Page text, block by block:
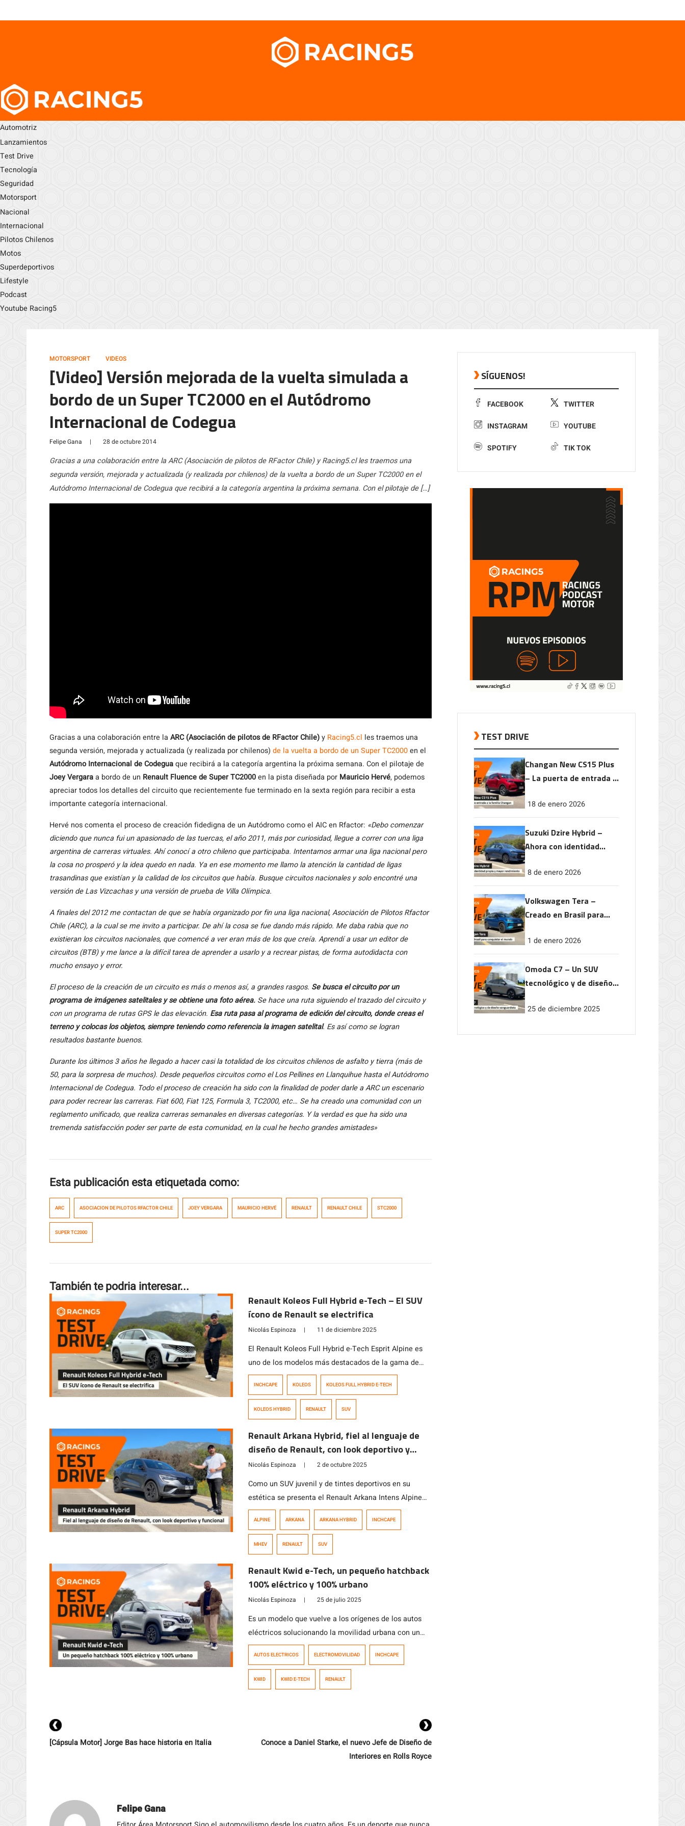
Automotriz
Lanzamientos
Test Drive
Tecnología
Seguridad
Motorsport
Nacional
Internacional
Pilotos Chilenos
Motos
Superdeportivos
Lifestyle
Podcast
Youtube Racing5
MOTORSPORT VIDEOS
[Video] Versión mejorada de la vuelta simulada a
bordo de un Super TC2000 en el Autódromo
Internacional de Codegua
Felipe Gana | 28 de octubre 2014
Gracias a una colaboración entre la ARC (Asociación de pilotos de RFactor Chile) y Racing5.cl les traemos una
segunda versión, mejorada y actualizada (y realizada por chilenos) de la vuelta a bordo de un Super TC2000 en el
Autódromo Internacional de Codegua que recibirá a la categoría argentina la próxima semana. Con el pilotaje de […]
Graciasa una colaboración entre la ARC (Asociación de pilotos de RFactor Chile)y Racing5.cl les traemos una
segunda versión, mejorada y actualizada (y realizada por chilenos) de la vuelta a bordo de un Super TC2000en el
Autódromo Internacional de Codeguaque recibirá a la categoría argentina la próxima semana. Con el pilotaje de
Joey Vergaraa bordo de un Renault Fluence de Super TC2000en la pista diseñada por Mauricio Hervé, podemos
apreciar todos los detalles del circuito que recientemente fue terminado en la sexta región para recibir a esta
importante categoría internacional.
Hervé nos comenta el proceso de creación fidedigna de un Autódromo como el AIC en Rfactor: «Debo comenzar
diciendo que nunca fui un apasionado de las tuercas, el año 2011, más por curiosidad, llegue a correr con una liga
argentina de carreras virtuales. Ahí conocí a otro chileno que participaba. Intentamos armar una liga nacional pero
la cosa no prosperó y la idea quedo en nada. Ya en ese momento me llamo la atención la cantidad de ligas
trasandinas que existían y la calidad de los circuitos que había. Busque circuitos nacionales y solo encontré una
versión de Las Vizcachas y una versión de prueba de Villa Olímpica.
A finales del 2012 me contactan de que se había organizado por fin una liga nacional, Asociación de Pilotos Rfactor
Chile (ARC), a la cual se me invito a participar. De ahí la cosa se fue dando más rápido. Me daba rabia que no
existieran los circuitos nacionales, que comencé a ver eran más de los que creía. Aprendí a usar un editor de
circuitos (BTB) y me lance a la difícil tarea de aprender a usarlo y a recrear pistas, de forma autodidacta con
mucho ensayo y error.
El proceso de la creación de un circuito es más o menos así, a grandes rasgos. Se busca el circuito por un
programa de imágenes satelitales y se obtiene una foto aérea. Se hace una ruta siguiendo el trazado del circuito y
con un programa de rutas GPS le das elevación. Esa ruta pasa al programa de edición del circuito, donde creas el
terreno y colocas los objetos, siempre teniendo como referencia la imagen satelital. Es así como se logran
resultados bastante buenos.
Durante los últimos 3 años he llegado a hacer casi la totalidad de los circuitos chilenos de asfalto y tierra (más de
50, para la sorpresa de muchos). Desde pequeños circuitos como el Los Pellines en Llanquihue hasta el Autódromo
Internacional de Codegua. Todo el proceso de creación ha sido con la finalidad de poder darle a ARC un escenario
para poder recrear las carreras. Fiat 600, Fiat 125, Formula 3, TC2000, etc… Se ha creado una comunidad con un
reglamento unificado, que realiza carreras semanales en diversas categorías. Y la verdad es que ha sido una
tremenda satisfacción poder ser parte de esta comunidad, en la cual he hecho grandes amistades»
Esta publicación esta etiquetada como:
ARC ASOCIACION DE PILOTOS RFACTOR CHILE JOEY VERGARA MAURICIO HERVÉ RENAULT RENAULT CHILE STC2000
SUPER TC2000
También te podria interesar...
Renault Koleos Full Hybrid e-Tech – El SUV
ícono de Renault se electrifica
Nicolás Espinoza | 11 de diciembre 2025
El Renault Koleos Full Hybrid e-Tech Esprit Alpine es
uno de los modelos más destacados de la gama de
SUVs de Renault, combinando un diseño elegante con
distancia entre ejes de 2,82 metros, ofrece un interior
espacioso y […]
INCHCAPE KOLEOS KOLEOS FULL HYBRID E-TECH
KOLEOS HYBRID RENAULT SUV
Renault Arkana Hybrid, fiel al lenguaje de
diseño de Renault, con look deportivo y
funcional
Nicolás Espinoza | 2 de octubre 2025
Como un SUV juvenil y de tintes deportivos en su
estética se presenta el Renault Arkana Intens Alpine
MHEV, un modelo que le rinde honores a su marca
hibridación de 12 voltios que le permite generar […]
ALPINE ARKANA ARKANA HYBRID INCHCAPE
MHEV RENAULT SUV
Renault Kwid e-Tech, un pequeño hatchback
100% eléctrico y 100% urbano
Nicolás Espinoza | 25 de julio 2025
Es un modelo que vuelve a los orígenes de los autos
eléctricos solucionando la movilidad urbana con un
diseño propositivo y dimensiones compactas. El
pequeñas pero que no hipotecan su despeje del suelo
AUTOS ELECTRICOS ELECTROMOVILIDAD INCHCAPE
KWID KWID E-TECH RENAULT
[Cápsula Motor] Jorge Bas hace historia en Italia
Conoce a Daniel Starke, el nuevo Jefe de Diseño de
Interiores en Rolls Royce
Felipe Gana
SÍGUENOS!
FACEBOOK TWITTER
INSTAGRAM YOUTUBE
SPOTIFY TIK TOK
TEST DRIVE
Changan New CS15 Plus
– La puerta de entrada a
18 de enero 2026
Suzuki Dzire Hybrid –
Ahora con identidad
rendimiento
8 de enero 2026
Volkswagen Tera –
Creado en Brasil para
1 de enero 2026
Omoda C7 – Un SUV
tecnológico y de diseño
25 de diciembre 2025